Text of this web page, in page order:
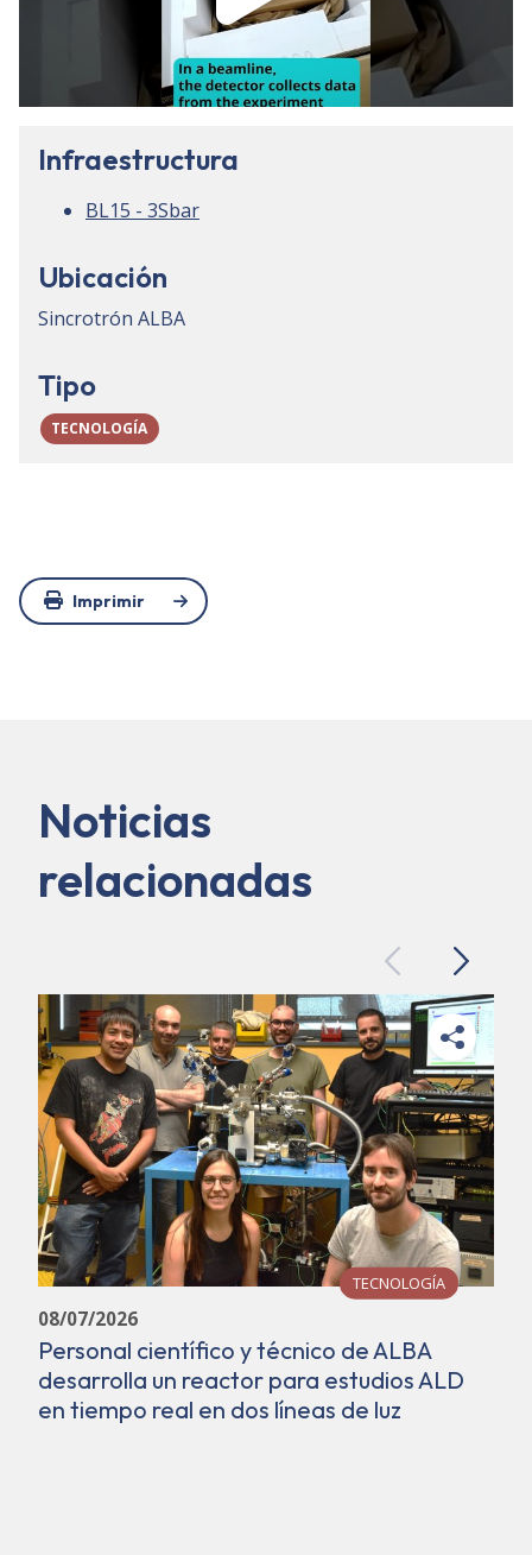
Infraestructura
BL15 - 3Sbar
Ubicación
Sincrotrón ALBA
Tipo
TECNOLOGÍA
Imprimir
Noticias
relacionadas
PreviousNext
TECNOLOGÍA
08/07/2026
Personal científico y técnico de ALBA
desarrolla un reactor para estudios ALD
en tiempo real en dos líneas de luz